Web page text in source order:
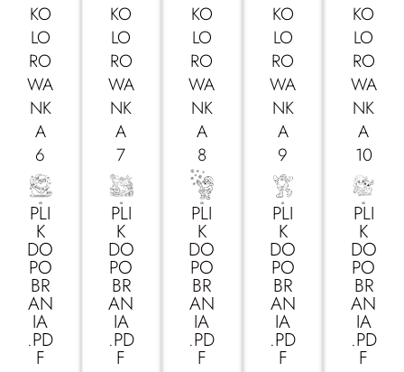
KO
LO
RO
WA
NK
A
6
PLI
K
DO
PO
BR
AN
IA
.PD
F
KO
LO
RO
WA
NK
A
7
PLI
K
DO
PO
BR
AN
IA
.PD
F
KO
LO
RO
WA
NK
A
8
PLI
K
DO
PO
BR
AN
IA
.PD
F
KO
LO
RO
WA
NK
A
9
PLI
K
DO
PO
BR
AN
IA
.PD
F
KO
LO
RO
WA
NK
A
10
PLI
K
DO
PO
BR
AN
IA
.PD
F